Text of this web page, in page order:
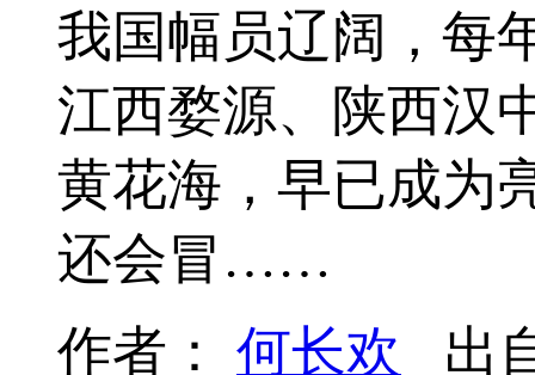
我国幅员辽阔，每
江西婺源、陕西
黄花海，早已成为
还会冒……
作者： 何长欢 出